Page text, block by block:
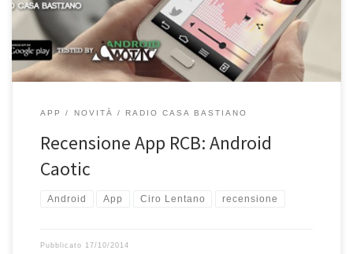
APP NOVITÀ RADIO CASA BASTIANO
Recensione App RCB: Android
Caotic
Android App Ciro Lentano recensione
Pubblicato 17/10/2014